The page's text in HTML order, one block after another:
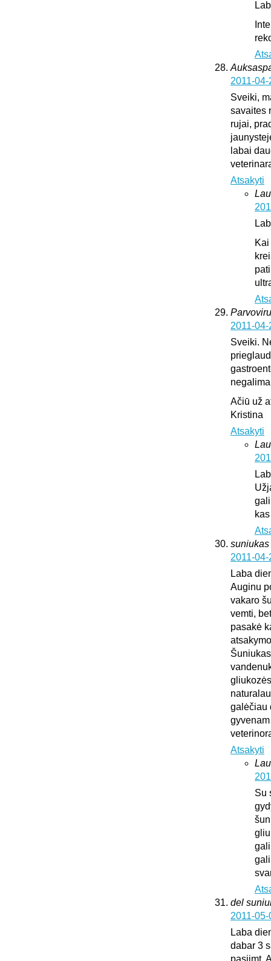
2011-
Sveiki,
savaites
rujai,
labai
Atsakyti
2011-
Sveiki.
Ačiū už
Kristina
Atsakyti
suniukas
2011-
Laba
Auginu
vakaro
vemti,
pasakė
galėčiau
Atsakyti
Su
del
2011-
Laba
dabar 3
pasiimt.